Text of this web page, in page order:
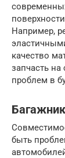
Например,
качество
запчасть
проблем в
быть